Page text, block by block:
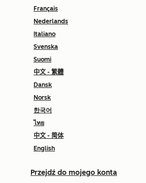
Français
Nederlands
Italiano
Svenska
Suomi
中文 - 繁體
Dansk
Norsk
한국어
ไทย
中文 - 简体
English
Przejdź do mojego konta